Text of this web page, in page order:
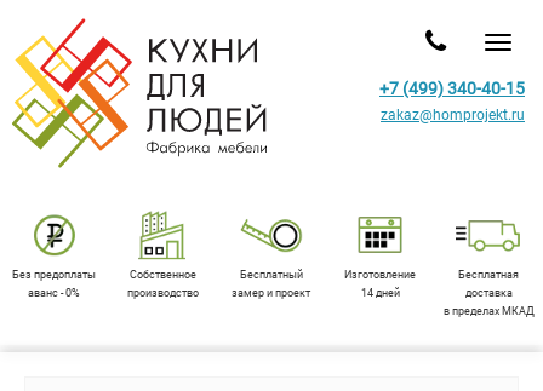
Без предоплаты
аванс - 0%
Собственное
производство
Бесплатный
замер и проект
Изготовление
14 дней
Бесплатная
доставка
в пределах МКАД
+7 (499) 340-40-15
zakaz@homprojekt.ru